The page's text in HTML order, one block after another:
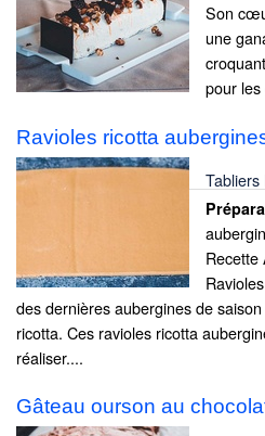
Son
une
pour
Ravioles ricotta
Tabliers
Recette
des dernières aubergines de
ricotta. Ces ravioles ricotta
réaliser....
Gâteau ourson au